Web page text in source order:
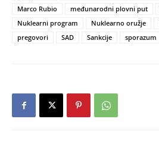
Marco Rubio
međunarodni plovni put
Nuklearni program
Nuklearno oružje
pregovori
SAD Sankcije sporazum